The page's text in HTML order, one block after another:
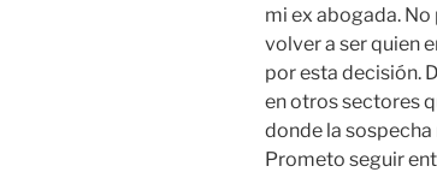
mi ex abogada.
volver a ser quien
por esta decisión.
en otros sectores
donde la
Prometo seguir